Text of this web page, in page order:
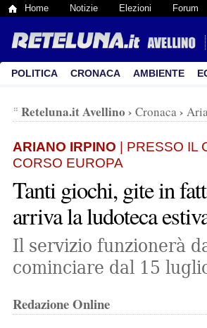
Home Notizie Elezioni Forum
POLITICA CRONACA AMBIENTE
Reteluna.it Avellino › Cronaca›
ARIANO IRPINO | PRESSO IL
CORSO EUROPA
Tanti giochi, gite in
arriva la ludoteca
Il servizio funzionerà
cominciare dal 15
Redazione Online